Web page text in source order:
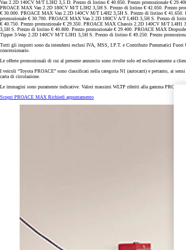
Toyota bZ4X Touring
FULL ELECTRIC
Anche con finanziamento Toyota Easy Next da € 399 al mese
TAN 7,25 % TAEG 8,31 %
47 rate con anticipo € 18.540,00
rata finale € 16.131
Van 2.2D 140CV M/T L3H2 3,5 D. Prezzo di listino € 40.850. Prezzo promozionale €
PROACE MAX Van 2.2D 180CV M/T L3H2 3,5H S. Prezzo di listino € 42.050. Prezzo
€ 30.000. PROACE MAX Van 2.2D 140CV M/T L4H2 3,5H S. Prezzo di listino €
promozionale € 30.700. PROACE MAX Van 2.2D 180CV A/T L4H3 3,5H S. Prezzo di
€ 40.750. Prezzo promozionale € 29.350. PROACE MAX Chassis 2.2D 140CV M/T
3,5H S. Prezzo di listino € 40.800. Prezzo promozionale € 29.400. PROACE MAX
Tipper 3-Way 2.2D 140CV M/T L3H1 3,5H S. Prezzo di listino € 49.250. Prezzo
Tutti gli importi sono da intendersi esclusi IVA, MSS, I.P.T. e Contributo Pneumatici
concessionario.
Le offerte promozionali di cui al presente annuncio sono rivolte solo ed esclusivamente a
I veicoli “Toyota PROACE” sono classificati nella categoria N1 (autocarri) e pertanto, ai
carta di circolazione.
Le immagini sono puramente indicative. Valori massimi WLTP riferiti alla gamma
Scopri PROACE MAX Richiedi appuntamento